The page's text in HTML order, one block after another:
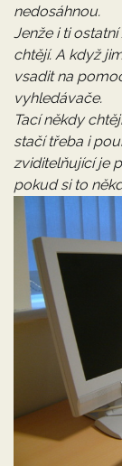
nedosáhnou.
Jenže i ti
chtějí. A když
vsadit na
vyhledávače.
Tací někdy
stačí třeba i
zviditelňující je
pokud si to